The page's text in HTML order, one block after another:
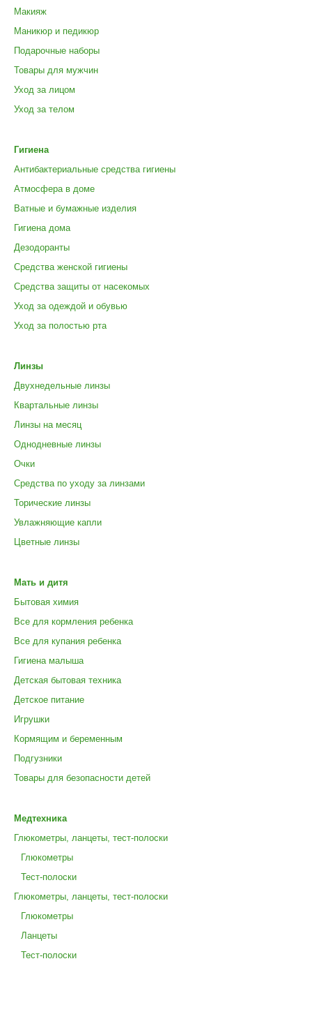
Макияж
Маникюр и педикюр
Подарочные наборы
Товары для мужчин
Уход за лицом
Уход за телом
Гигиена
Антибактериальные средства гигиены
Атмосфера в доме
Ватные и бумажные изделия
Гигиена дома
Дезодоранты
Средства женской гигиены
Средства защиты от насекомых
Уход за одеждой и обувью
Уход за полостью рта
Линзы
Двухнедельные линзы
Квартальные линзы
Линзы на месяц
Однодневные линзы
Очки
Средства по уходу за линзами
Торические линзы
Увлажняющие капли
Цветные линзы
Мать и дитя
Бытовая химия
Все для кормления ребенка
Все для купания ребенка
Гигиена малыша
Детская бытовая техника
Детское питание
Игрушки
Кормящим и беременным
Подгузники
Товары для безопасности детей
Медтехника
Глюкометры, ланцеты, тест-полоски
Глюкометры
Тест-полоски
Глюкометры, ланцеты, тест-полоски
Глюкометры
Ланцеты
Тест-полоски